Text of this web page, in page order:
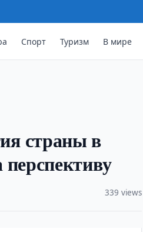
Спорт Туризм В мире
страны в
339 views